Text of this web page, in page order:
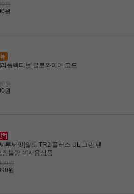
원
원
리플렉티브 글로와이어 코드
원
원
투써밋]알토 TR2 플러스 UL 그린 텐
장불량 미사용상품
원
원